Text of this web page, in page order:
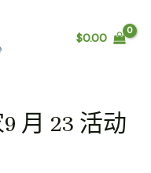
$0.00
月 23 活动